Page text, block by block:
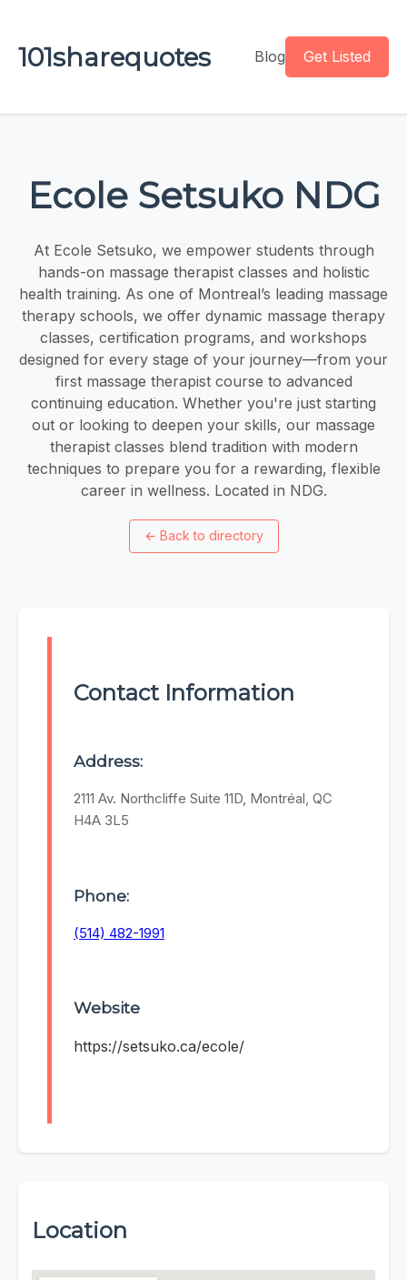
101sharequotes Blog Get Listed
Ecole Setsuko NDG
At Ecole Setsuko, we empower students through
hands-on massage therapist classes and holistic
health training. As one of Montreal’s leading massage
therapy schools, we offer dynamic massage therapy
classes, certification programs, and workshops
designed for every stage of your journey—from your
first massage therapist course to advanced
continuing education. Whether you're just starting
out or looking to deepen your skills, our massage
therapist classes blend tradition with modern
techniques to prepare you for a rewarding, flexible
career in wellness. Located in NDG.
← Back to directory
Contact Information
Address:
2111 Av. Northcliffe Suite 11D, Montréal, QC
H4A 3L5
Phone:
(514) 482-1991
Website
https://setsuko.ca/ecole/
Location